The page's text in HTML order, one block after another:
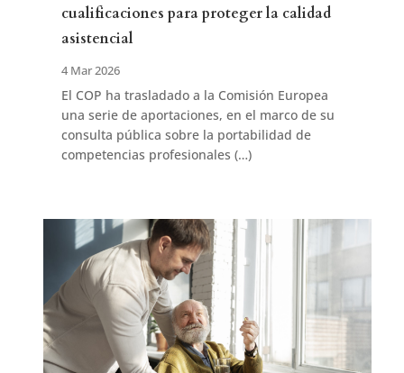
cualificaciones para proteger la calidad
asistencial
4 Mar 2026
El COP ha trasladado a la Comisión Europea
una serie de aportaciones, en el marco de su
consulta pública sobre la portabilidad de
competencias profesionales (…)